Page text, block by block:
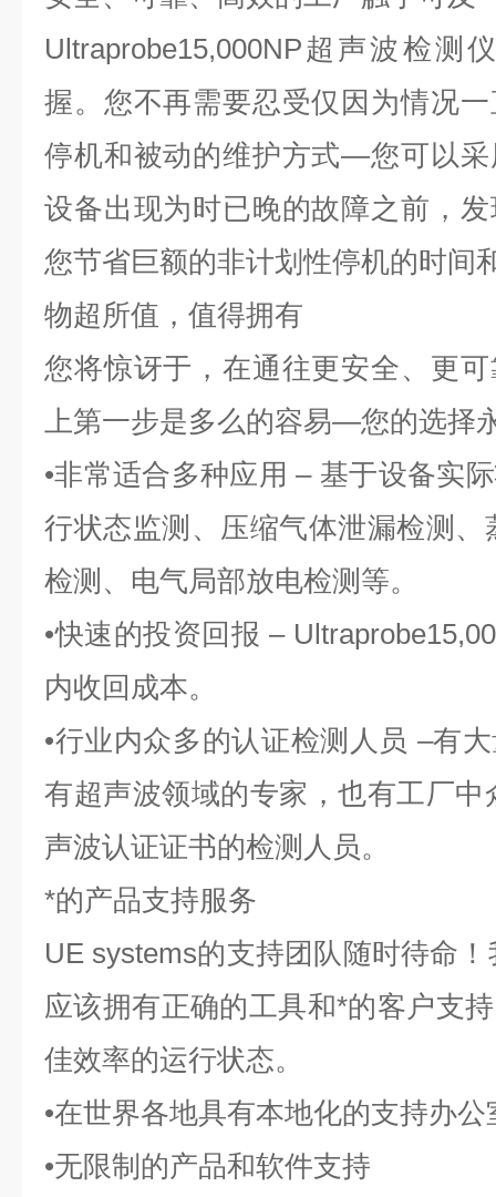
Ultraprobe15,000NP超声波检测
握。您不再需要忍受仅因为情况
停机和被动的维护方式—您可以
设备出现为时已晚的故障之前，
您节省巨额的非计划性停机的时间
物超所值，值得拥有
您将惊讶于，在通往更安全、更
上第一步是多么的容易—您的选择
•非常适合多种应用 – 基于设备实
行状态监测、压缩气体泄漏检测
检测、电气局部放电检测等。
•快速的投资回报 –
内收回成本。
•行业内众多的认证检测人员 –有
有超声波领域的专家，也有工厂
声波认证证书的检测人员。
*的产品支持服务
UE systems的支持团队随时待命
应该拥有正确的工具和*的客户支
佳效率的运行状态。
•在世界各地具有本地化的支持办公
•无限制的产品和软件支持